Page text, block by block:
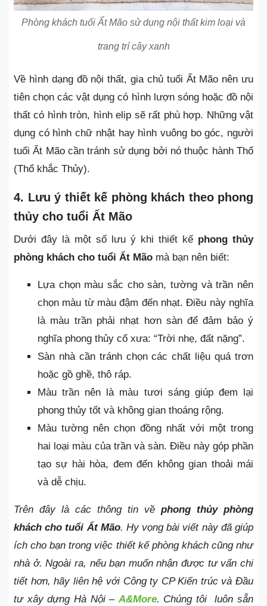
Phòng khách tuổi Ất Mão sử dụng nội thất kim loại và
trang trí cây xanh
Về hình dạng đồ nội thất, gia chủ tuổi Ất Mão nên ưu
tiên chọn các vật dụng có hình lượn sóng hoặc đồ nội
thất có hình tròn, hình elip sẽ rất phù hợp. Những vật
dụng có hình chữ nhật hay hình vuông bo góc, người
tuổi Ất Mão cần tránh sử dụng bởi nó thuộc hành Thổ
(Thổ khắc Thủy).
4. Lưu ý thiết kế phòng khách theo phong
thủy cho tuổi Ất Mão
Dưới đây là một số lưu ý khi thiết kế phong thủy
phòng khách cho tuổi Ất Mão mà bạn nên biết:
Lựa chọn màu sắc cho sàn, tường và trần nên
chọn màu từ màu đậm đến nhạt. Điều này nghĩa
là màu trần phải nhạt hơn sàn để đảm bảo ý
nghĩa phong thủy cổ xưa: “Trời nhẹ, đất nặng”.
Sàn nhà cần tránh chọn các chất liệu quá trơn
hoặc gồ ghề, thô ráp.
Màu trần nên là màu tươi sáng giúp đem lại
phong thủy tốt và không gian thoáng rộng.
Màu tường nên chọn đồng nhất với một trong
hai loại màu của trần và sàn. Điều này góp phần
tạo sự hài hòa, đem đến không gian thoải mái
và dễ chịu.
Trên đây là các thông tin về phong thủy phòng
khách cho tuổi Ất Mão. Hy vọng bài viết này đã giúp
ích cho bạn trong việc thiết kế phòng khách cũng như
nhà ở. Ngoài ra, nếu bạn muốn nhận được tư vấn chi
tiết hơn, hãy liên hệ với Công ty CP Kiến trúc và Đầu
tư xây dựng Hà Nội – A&More. Chúng tôi luôn sẵn